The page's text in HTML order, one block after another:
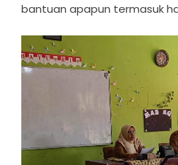
bantuan apapun termasuk